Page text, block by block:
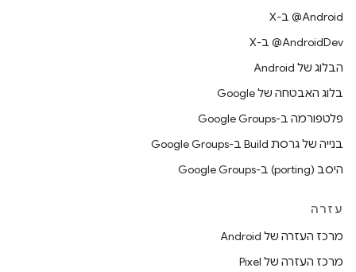
‫‎@Android ב-X
‫‎@AndroidDev ב-X
הבלוג של Android
בלוג האבטחה של Google
פלטפורמה ב-Google Groups
בנייה של גרסת Build ב-Google Groups
היסב (porting) ב-Google Groups
עזרה
מרכז העזרה של Android
מרכז העזרה של Pixel